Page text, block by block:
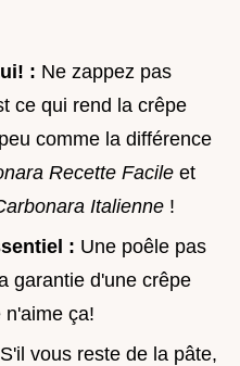
: Ne zappez pas
ce qui rend la crêpe
comme la différence
Recette Facile et
Italienne !
: Une poêle pas
garantie d'une crêpe
n'aime ça!
S'il vous reste de la pâte,